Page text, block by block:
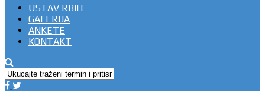
USTAV RBIH
GALERIJA
ANKETE
KONTAKT